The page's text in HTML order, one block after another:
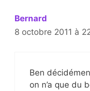
Bernard
8 octobre 2011 à
Ben
on n’a que du